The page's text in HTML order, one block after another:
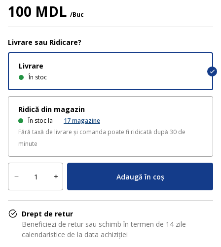
100 MDL /Buc
Livrare sau Ridicare?
Livrare
În stoc
Ridică din magazin
În stoc la 17magazine
Fără taxă de livrare și comanda poate fi ridicată după 30 de
minute
Adaugă în coș
Drept de retur
Beneficiezi de retur sau schimb în termen de 14 zile
calendaristice de la data achiziției